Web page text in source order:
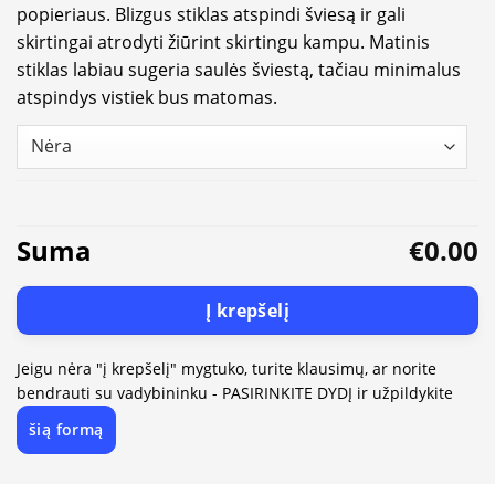
popieriaus. Blizgus stiklas atspindi šviesą ir gali
skirtingai atrodyti žiūrint skirtingu kampu. Matinis
stiklas labiau sugeria saulės šviestą, tačiau minimalus
atspindys vistiek bus matomas.
Suma €0.00
Į krepšelį
Jeigu nėra "į krepšelį" mygtuko, turite klausimų, ar norite
bendrauti su vadybininku - PASIRINKITE DYDĮ ir užpildykite
šią formą